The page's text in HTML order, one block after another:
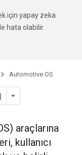
için yapay zeka
hata olabilir.
Automotive OS
araçlarına
kullanıcı